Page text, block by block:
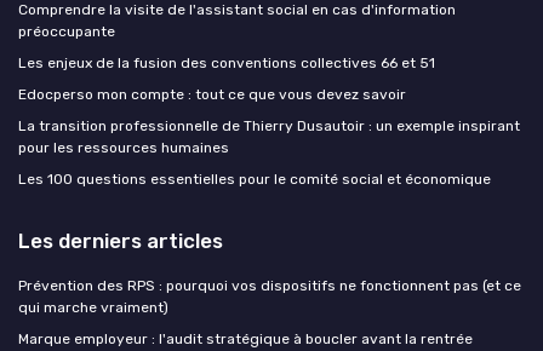
Comprendre la visite de l'assistant social en cas d'information
préoccupante
Les enjeux de la fusion des conventions collectives 66 et 51
Edocperso mon compte : tout ce que vous devez savoir
La transition professionnelle de Thierry Dusautoir : un exemple inspirant
pour les ressources humaines
Les 100 questions essentielles pour le comité social et économique
Les derniers articles
Prévention des RPS : pourquoi vos dispositifs ne fonctionnent pas (et ce
qui marche vraiment)
Marque employeur : l'audit stratégique à boucler avant la rentrée